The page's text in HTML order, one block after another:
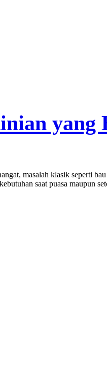
yang
masalah klasik seperti
saat puasa maupun